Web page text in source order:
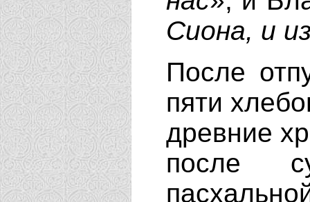
Сиона, и
После
пяти
древние
после